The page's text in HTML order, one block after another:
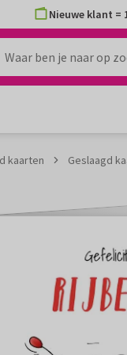
Nieuwe klant =
kaarten Geslaagd